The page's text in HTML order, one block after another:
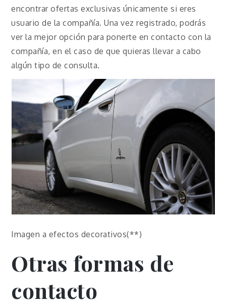
encontrar ofertas exclusivas únicamente si eres
usuario de la compañía. Una vez registrado, podrás
ver la mejor opción para ponerte en contacto con la
compañía, en el caso de que quieras llevar a cabo
algún tipo de consulta.
Imagen a efectos decorativos(**)
Otras formas de
contacto